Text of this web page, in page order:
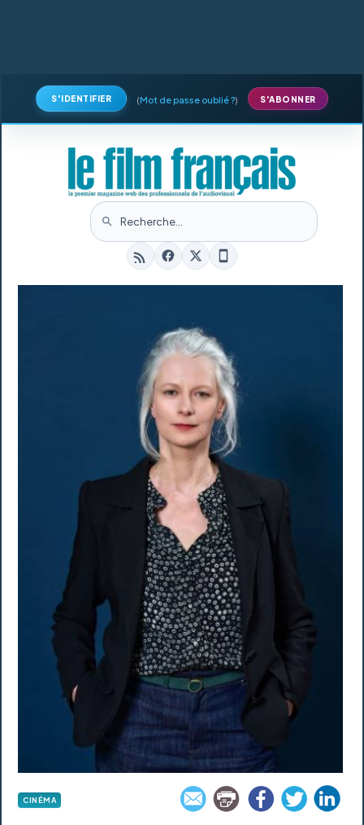
S'IDENTIFIER (Mot de passe oublié ?) S'ABONNER
CINÉMA